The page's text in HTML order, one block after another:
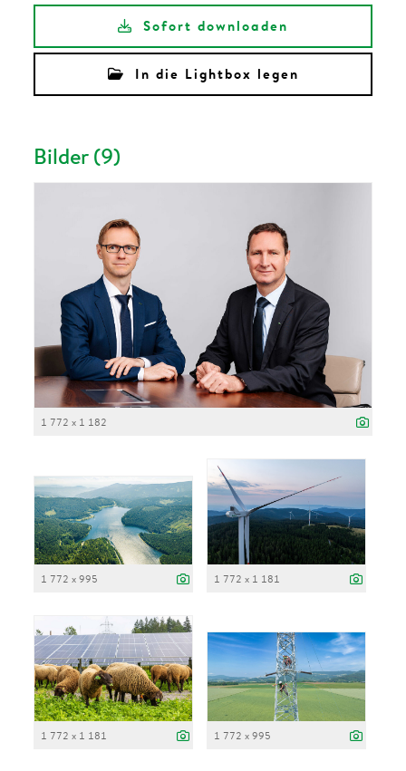
Sofort downloaden
In die Lightbox legen
Bilder (9)
1 772 x 1 182
1 772 x 995 1 772 x 1 181
1 772 x 1 181 1 772 x 995